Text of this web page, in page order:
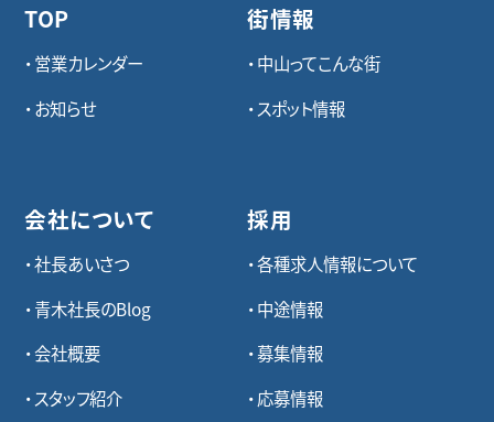
TOP
営業カレンダー
お知らせ
会社について
社長あいさつ
青木社長のBlog
会社概要
スタッフ紹介
街情報
中山ってこんな街
スポット情報
採用
各種求⼈情報について
中途情報
募集情報
応募情報